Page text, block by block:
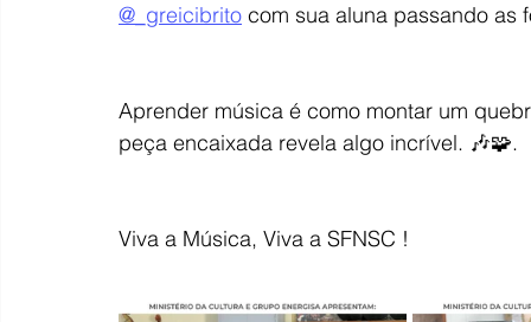
@_greicibrito com sua aluna passando as
Aprender música é como montar um
peça encaixada revela algo incrível. 🎶🧩.
Viva a Música, Viva a SFNSC !